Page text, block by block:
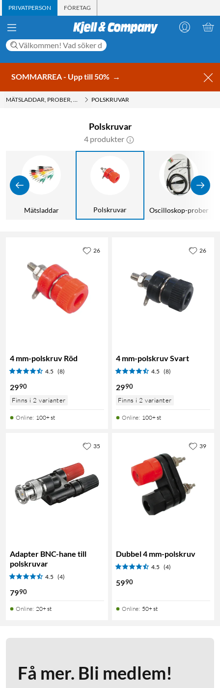
PRIVATPERSON FÖRETAG
SOMMARREA - Upp till 50% →
MÄTSLADDAR, PROBER, KONTAKTERPOLSKRUVAR
Polskruvar
4 produkter
Mätsladdar Polskruvar Oscilloskop-prober
4 mm-polskruv Röd
4.5 (8)
2990
Finns i 2 varianter
Online: 100+ st
26
4 mm-polskruv Svart
4.5 (8)
2990
Finns i 2 varianter
Online: 100+ st
26
Adapter BNC-hane till
polskruvar
4.5 (4)
7990
Online: 20+ st
35
Dubbel 4 mm-polskruv
4.5 (4)
5990
Online: 50+ st
39
Få mer. Bli medlem!